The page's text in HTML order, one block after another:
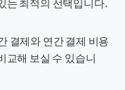
는 최적의 선택입니다.
결제와 연간 결제 비용
교해 보실 수 있습니